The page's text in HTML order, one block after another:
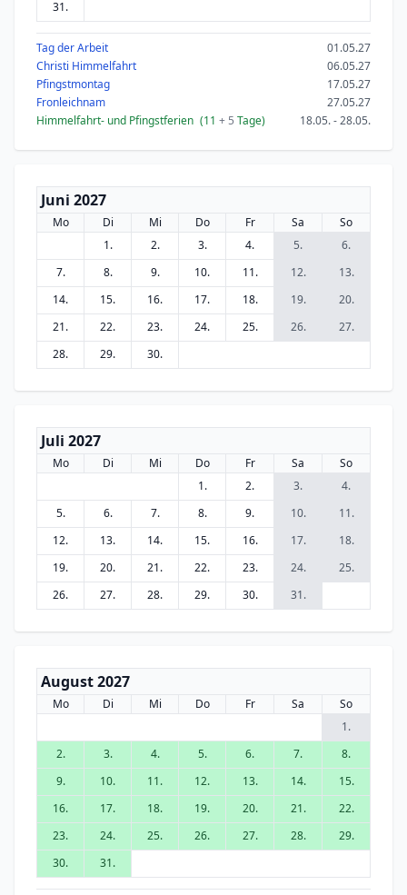
31.
Tag der Arbeit
01.05.27
Christi Himmelfahrt
06.05.27
Pfingstmontag
17.05.27
Fronleichnam
27.05.27
Himmelfahrt- und Pfingstferien (11 + 5 Tage) 18.05. - 28.05.
Juni 2027
Mo Di Mi Do Fr Sa
So
1.
2. 3. 4. 5.
6.
7.
8. 9. 10. 11. 12.
13.
14.
15. 16. 17. 18. 19.
20.
21.
22. 23. 24. 25. 26.
27.
28.
29. 30.
Juli 2027
Mo Di Mi Do Fr Sa
So
1.
2. 3.
4.
5.
6. 7. 8. 9. 10.
11.
12.
13. 14. 15. 16. 17.
18.
19.
20. 21. 22. 23. 24.
25.
26.
27. 28. 29. 30. 31.
August 2027
Mo Di Mi Do Fr Sa
So
1.
2.
3. 4. 5. 6. 7.
8.
9.
10. 11. 12. 13. 14.
15.
16.
17. 18. 19. 20. 21.
22.
23.
24. 25. 26. 27. 28.
29.
30.
31.